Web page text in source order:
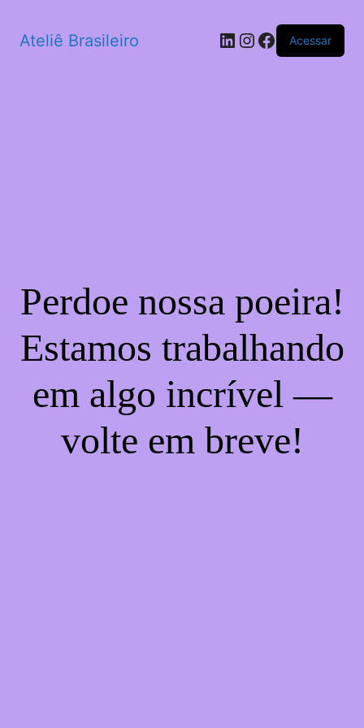
Ateliê Brasileiro LinkedIn
Instagram
Facebook
Acessar
Perdoe nossa poeira!
Estamos trabalhando
em algo incrível —
volte em breve!